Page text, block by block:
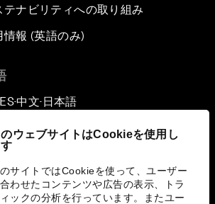
のウェブサイトはCookieを使用し
サイトではCookieを使って、ユーザー
わせたコンテンツや広告の表示、トラ
ックの分析を行っています。またユー
テナビリティへの取り組み
情報 (英語のみ)
ES▪中文▪ 日本語